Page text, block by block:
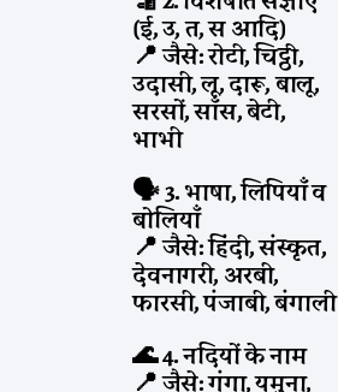
(ई, उ, त, स आदि)
📍 जैसे: रोटी, चिट्ठी,
उदासी, लू, दारू, बालू,
सरसों, साँस, बेटी,
भाभी
🗣️ 3. भाषा, लिपियाँ व
बोलियाँ
📍 जैसे: हिंदी, संस्कृत,
देवनागरी, अरबी,
फारसी, पंजाबी, बंगाली
🌊 4. नदियों के नाम
📍 जैसे: गंगा, यमुना,